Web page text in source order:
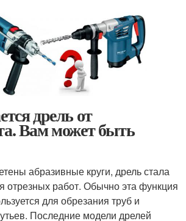
дрель от
Вам может быть
абразивные круги, дрель стала
отрезных работ. Обычно эта функция
для обрезания труб и
Последние модели дрелей